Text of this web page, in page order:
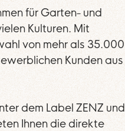
für Garten- und
Kulturen. Mit
von mehr als 35.000
Kunden aus
dem Label ZENZ und
Ihnen die direkte